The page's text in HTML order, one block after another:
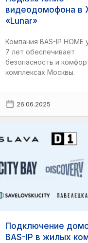
видеодомофона в
«Lunar»
Компания BAS-IP
7 лет обеспечивает
безопасность и
комплексах Москвы.
26.06.2025
Подключение
BAS-IP в жилых